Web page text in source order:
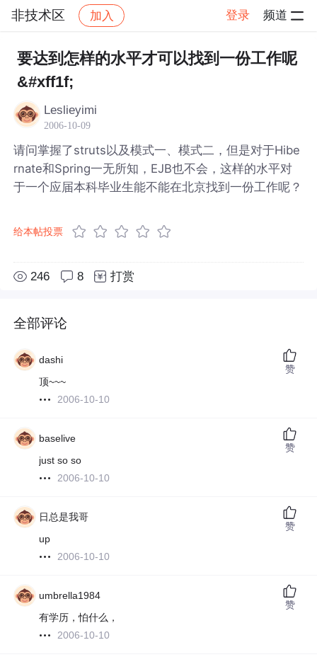
非技术区 加入 登录 频道
社区 非技术区 帖子详情
要达到怎样的水平才可以找到一份工作呢
&#xff1f;
Leslieyimi
2006-10-09
请问掌握了struts以及模式一、模式二，但是对于Hibe
rnate和Spring一无所知，EJB也不会，这样的水平对
于一个应届本科毕业生能不能在北京找到一份工作呢？
给本帖投票
246 8 打赏
全部评论
dashi
顶~~~
2006-10-10
赞
baselive
just so so
2006-10-10
赞
日总是我哥
up
2006-10-10
赞
umbrella1984
有学历，怕什么，
2006-10-10
赞